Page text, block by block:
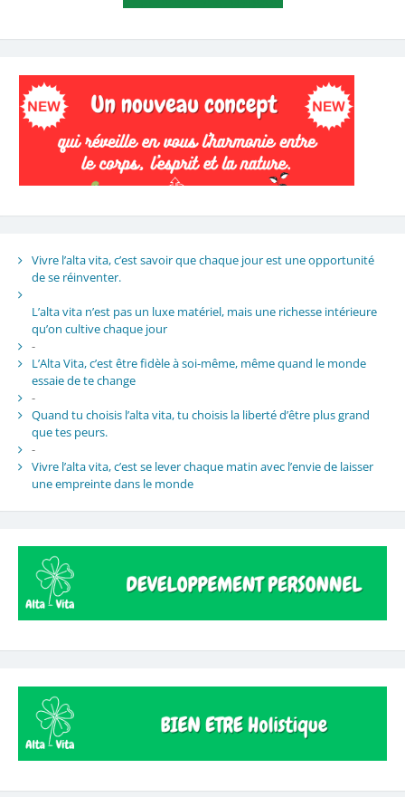
Vivre l’alta vita, c’est savoir que chaque jour est une opportunité
de se réinventer.
L’alta vita n’est pas un luxe matériel, mais une richesse intérieure
qu’on cultive chaque jour
-
L’Alta Vita, c’est être fidèle à soi-même, même quand le monde
essaie de te change
-
Quand tu choisis l’alta vita, tu choisis la liberté d’être plus grand
que tes peurs.
-
Vivre l’alta vita, c’est se lever chaque matin avec l’envie de laisser
une empreinte dans le monde